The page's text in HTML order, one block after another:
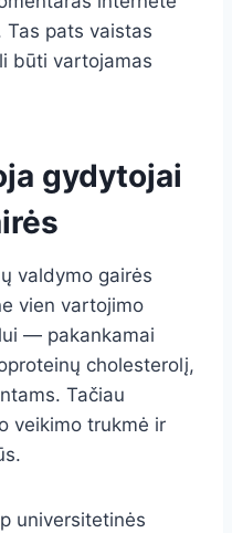
Tas pats vaistas
būti vartojamas
gydytojai
valdymo gairės
vien vartojimo
— pakankamai
cholesterolį,
Tačiau
veikimo trukmė ir
universitetinės